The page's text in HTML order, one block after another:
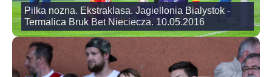
Pilka nozna. Ekstraklasa. Jagiellonia Bialystok -
Termalica Bruk Bet Nieciecza. 10.05.2016